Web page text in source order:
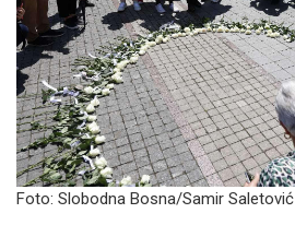
Foto: Slobodna Bosna/Samir Saletović